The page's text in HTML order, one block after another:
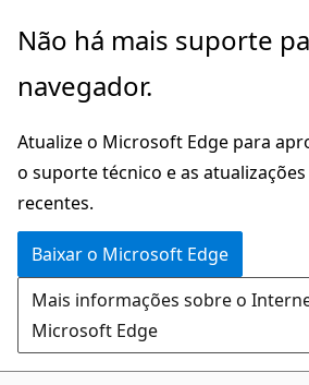
Pular
o
principal
Não há mais suporte
navegador.
Atualize o Microsoft Edge para
o suporte técnico e as
recentes.
Baixar o Microsoft Edge
Mais informações sobre o
Microsoft Edge